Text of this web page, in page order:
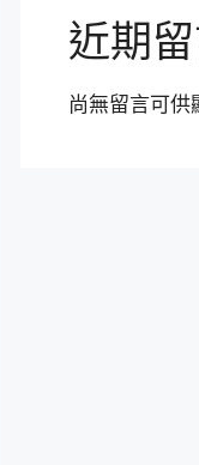
近期
尚無留言可供